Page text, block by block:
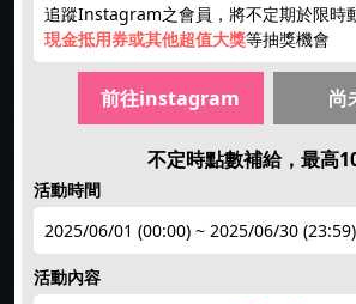
追蹤Instagram之會員，將不定期於限時
現金抵用券或其他超值大獎等抽獎機會
前往instagram 尚
不定時點數補給，最高
活動時間
2025/06/01 (00:00) ~ 2025/06/30 (23:59)
活動內容